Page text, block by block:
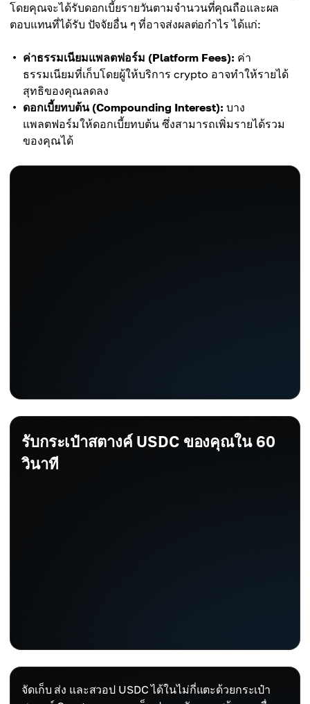
โดยคุณจะได้รับดอกเบี้ยรายวันตามจำนวนที่คุณถือและผล
ตอบแทนที่ได้รับ ปัจจัยอื่น ๆ ที่อาจส่งผลต่อกำไร ได้แก่:
ค่าธรรมเนียมแพลตฟอร์ม (Platform Fees): ค่า
ธรรมเนียมที่เก็บโดยผู้ให้บริการ crypto อาจทำให้รายได้
สุทธิของคุณลดลง
ดอกเบี้ยทบต้น (Compounding Interest): บาง
แพลตฟอร์มให้ดอกเบี้ยทบต้น ซึ่งสามารถเพิ่มรายได้รวม
ของคุณได้
รับกระเป๋าสตางค์ USDC ของคุณใน 60
วินาที
จัดเก็บ ส่ง และสวอป USDC ได้ในไม่กี่แตะด้วยกระเป๋า